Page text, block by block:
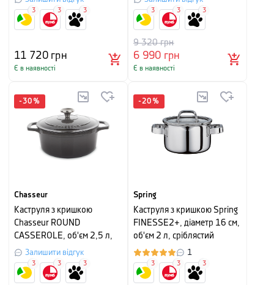
11 720грн
Є в наявності
3 3 3
6 990 грн
9 320грн
Є в наявності
3 3 3
-30 %
Chasseur
Каструля з кришкою
Chasseur ROUND
CASSEROLE, об'єм 2,5 л,
чорний
Залишити відгук
3 3 3
-20 %
Spring
Каструля з кришкою Spring
FINESSE2+, діаметр 16 см,
об'єм 2 л, сріблястий
1
3 3 3